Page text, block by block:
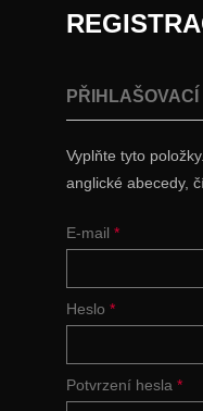
Vyplňte tyto
anglické abecedy,
E-mail *
Heslo *
Potvrzení hesla *